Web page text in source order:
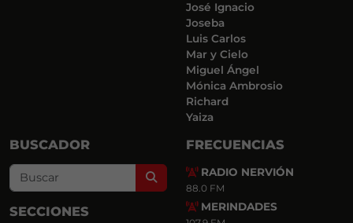
José Ignacio
Joseba
Luis Carlos
Mar y Cielo
Miguel Ángel
Mónica Ambrosio
Richard
Yaiza
BUSCADOR
Search
SECCIONES
FRECUENCIAS
RADIO NERVIÓN
88.0 FM
MERINDADES